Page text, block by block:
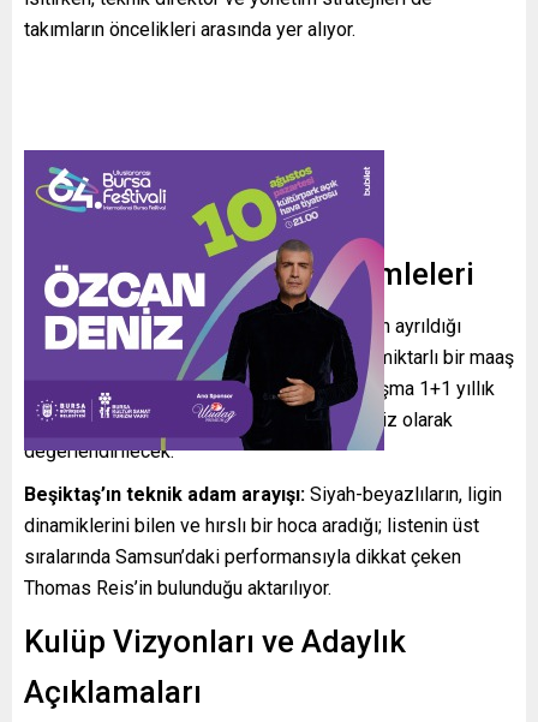
takımların öncelikleri arasında yer alıyor.
Transfer ve Başkanlık Hamleleri
Mohamed Salah iddiası:İngiliz kulübünden ayrıldığı
belirtilen isimle ilgili görüşmelerin yüksek miktarlı bir maaş
teklifi üzerinden sürdüğü konuşuluyor. Anlaşma 1+1 yıllık
zemine oturtulursa transfer, büyük bir sürpriz olarak
değerlendirilecek.
Beşiktaş’ın teknik adam arayışı: Siyah-beyazlıların, ligin
dinamiklerini bilen ve hırslı bir hoca aradığı; listenin üst
sıralarında Samsun’daki performansıyla dikkat çeken
Thomas Reis’in bulunduğu aktarılıyor.
Kulüp Vizyonları ve Adaylık
Açıklamaları